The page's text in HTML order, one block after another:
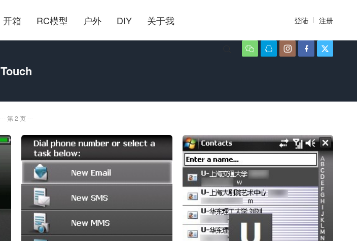
开箱 RC模型 户外 DIY 关于我 登陆 注册
    
Touch
第 2 页